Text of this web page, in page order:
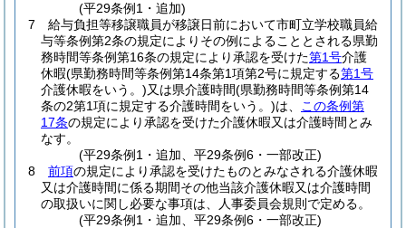
(平29条例1・追加)
7
給与負担等移譲職員が移譲日前において市町立学校職員給
与等条例第2条の規定によりその例によることとされる県勤
務時間等条例第16条の規定により承認を受けた第1号介護
休暇(県勤務時間等条例第14条第1項第2号に規定する第1号
介護休暇をいう。)又は県介護時間(県勤務時間等条例第14
条の2第1項に規定する介護時間をいう。)は、
この条例第
17条の規定により承認を受けた介護休暇又は介護時間とみ
なす。
(平29条例1・追加、平29条例6・一部改正)
8
前項の規定により承認を受けたものとみなされる介護休暇
又は介護時間に係る期間その他当該介護休暇又は介護時間
の取扱いに関し必要な事項は、人事委員会規則で定める。
(平29条例1・追加、平29条例6・一部改正)